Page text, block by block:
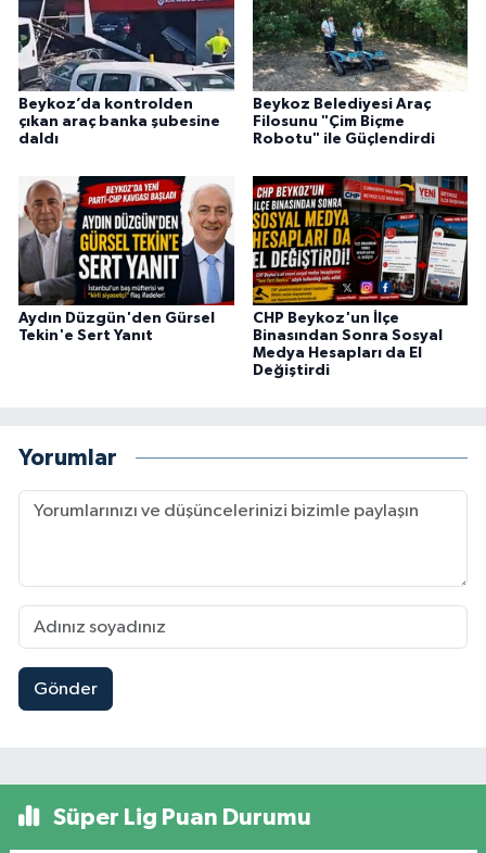
Beykoz’da kontrolden
çıkan araç banka şubesine
daldı
Beykoz Belediyesi Araç
Filosunu "Çim Biçme
Robotu" ile Güçlendirdi
Aydın Düzgün'den Gürsel
Tekin'e Sert Yanıt
CHP Beykoz'un İlçe
Binasından Sonra Sosyal
Medya Hesapları da El
Değiştirdi
Yorumlar
Gönder
Süper Lig Puan Durumu